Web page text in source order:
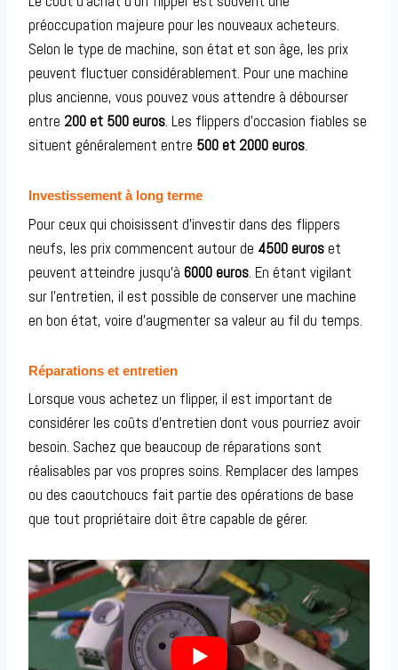
préoccupation majeure pour les nouveaux acheteurs.
Selon le type de machine, son état et son âge, les prix
peuvent fluctuer considérablement. Pour une machine
plus ancienne, vous pouvez vous attendre à débourser
entre 200 et 500 euros. Les flippers d’occasion fiables se
situent généralement entre 500 et 2000 euros.
Investissement à long terme
Pour ceux qui choisissent d’investir dans des flippers
neufs, les prix commencent autour de 4500 euroset
peuvent atteindre jusqu’à 6000 euros. En étant vigilant
sur l’entretien, il est possible de conserver une machine
en bon état, voire d’augmenter sa valeur au fil du temps.
Réparations et entretien
Lorsque vous achetez un flipper, il est important de
considérer les coûts d’entretien dont vous pourriez avoir
besoin. Sachez que beaucoup de réparations sont
réalisables par vos propres soins. Remplacer des lampes
ou des caoutchoucs fait partie des opérations de base
que tout propriétaire doit être capable de gérer.